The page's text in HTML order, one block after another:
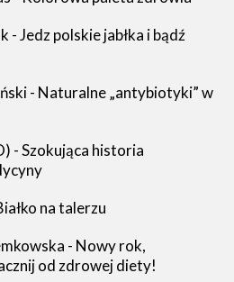
- Jedz polskie jabłka i bądź
- Naturalne „antybiotyki” w
- Szokująca historia
na talerzu
- Nowy rok,
od zdrowej diety!